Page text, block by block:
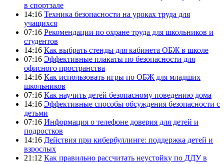
в спортзале
14:16 Техника безопасности на уроках труда для
учащихся
07:16 Рекомендации по охране труда для школьников и
студентов
14:16 Как выбрать стенды для кабинета ОБЖ в школе
07:16 Эффективные плакаты по безопасности для
офисного пространства
14:16 Как использовать игры по ОБЖ для младших
школьников
07:16 Как научить детей безопасному поведению дома
14:16 Эффективные способы обсуждения безопасности с
детьми
07:16 Информация о телефоне доверия для детей и
подростков
14:16 Действия при кибербуллинге: поддержка детей и
взрослых
21:12 Как правильно рассчитать неустойку по ДДУ в